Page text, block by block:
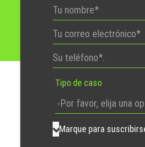
Tipo de caso
Marque para